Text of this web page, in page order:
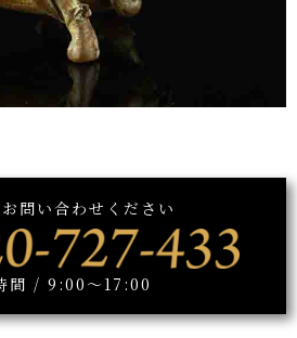
問い合わせください
間 / 9:00～17:00